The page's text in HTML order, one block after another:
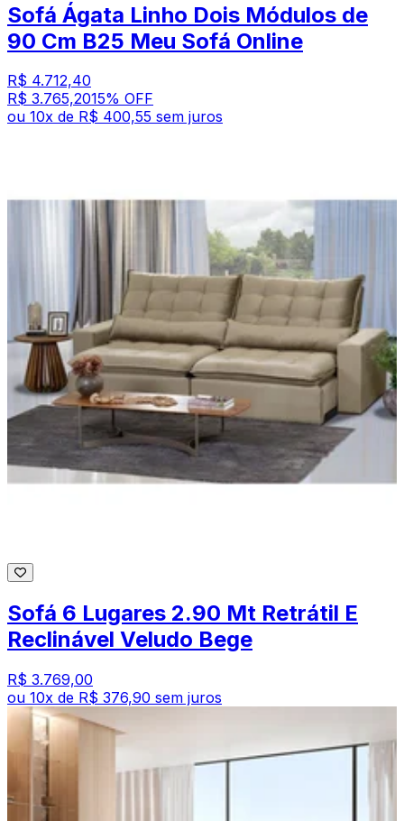
Sofá Ágata Linho Dois Módulos de
90 Cm B25 Meu Sofá Online
R$ 4.712,40
R$ 3.765,2015% OFF
ou 10x de R$ 400,55 sem juros
Sofá 6 Lugares 2.90 Mt Retrátil E
Reclinável Veludo Bege
R$ 3.769,00
ou 10x de R$ 376,90 sem juros